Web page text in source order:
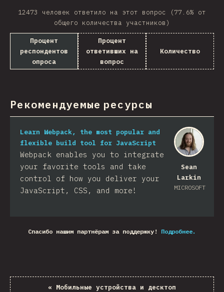
12473 человек ответило на этот вопрос (77.6% от
общего количества участников)
Процент
респондентов
опроса
Процент
ответивших на
вопрос
Количество
Рекомендуемые ресурсы
Sean
Larkin
MICROSOFT
Learn Webpack, the most popular and
flexible build tool for JavaScript
Webpack enables you to integrate
your favorite tools and take
control of how you deliver your
JavaScript, CSS, and more!​
Спасибо нашим партнёрам за поддержку! Подробнее.
« Мобильные устройства и десктоп